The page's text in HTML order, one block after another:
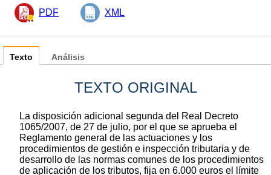
PDF XML
Texto
TEXTO ORIGINAL
La disposición adicional segunda del Real Decreto
1065/2007, de 27 de julio, por el que se aprueba el
Reglamento general de las actuaciones y los
procedimientos de gestión e inspección tributaria y de
desarrollo de las normas comunes de los procedimientos
de aplicación de los tributos, fija en 6.000 euros el límite
Análisis